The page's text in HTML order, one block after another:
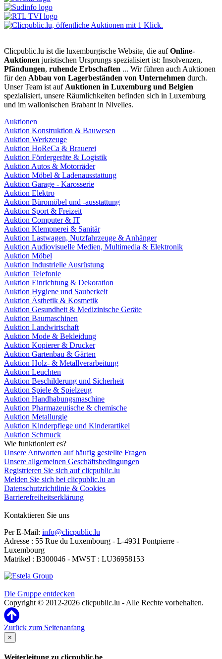
Clicpublic.lu ist die luxemburgische Website, die aufOnline-
Auktionen juristischen Ursprungs spezialisiert ist: Insolvenzen,
Pfändungen, ruhende Erbschaften ... Wir führen auch Auktionen
für den Abbau von Lagerbeständen von Unternehmen durch.
Unser Team ist auf Auktionen in Luxemburg und Belgien
spezialisiert, unsere Räumlichkeiten befinden sich in Luxemburg
und im wallonischen Brabant in Nivelles.
Auktionen
Auktion Konstruktion & Bauwesen
Auktion Werkzeuge
Auktion HoReCa & Brauerei
Auktion Fördergeräte & Logistik
Auktion Autos & Motorräder
Auktion Möbel & Ladenausstattung
Auktion Garage - Karosserie
Auktion Elektro
Auktion Büromöbel und -ausstattung
Auktion Sport & Freizeit
Auktion Computer & IT
Auktion Klempnerei & Sanitär
Auktion Lastwagen, Nutzfahrzeuge & Anhänger
Auktion Audiovisuelle Medien, Multimedia & Elektronik
Auktion Möbel
Auktion Industrielle Ausrüstung
Auktion Telefonie
Auktion Einrichtung & Dekoration
Auktion Hygiene und Sauberkeit
Auktion Ästhetik & Kosmetik
Auktion Gesundheit & Medizinische Geräte
Auktion Baumaschinen
Auktion Landwirtschaft
Auktion Mode & Bekleidung
Auktion Kopierer & Drucker
Auktion Gartenbau & Gärten
Auktion Holz- & Metallverarbeitung
Auktion Leuchten
Auktion Beschilderung und Sicherheit
Auktion Spiele & Spielzeug
Auktion Handhabungsmaschine
Auktion Pharmazeutische & chemische
Auktion Metallurgie
Auktion Kinderpflege und Kinderartikel
Auktion Schmuck
Wie funktioniert es?
Unsere Antworten auf häufig gestellte Fragen
Unsere allgemeinen Geschäftsbedingungen
Registrieren Sie sich auf clicpublic.lu
Melden Sie sich bei clicpublic.lu an
Datenschutzrichtlinie & Cookies
Barrierefreiheitserklärung
Kontaktieren Sie uns
Per E-Mail: info@clicpublic.lu
Adresse : 55 Rue du Luxembourg - L-4931 Pontpierre -
Luxembourg
Matrikel : B300046 - MWST : LU36958153
Die Gruppe entdecken
Copyright © 2012-2026 clicpublic.lu - Alle Rechte vorbehalten.
Zurück zum Seitenanfang
×